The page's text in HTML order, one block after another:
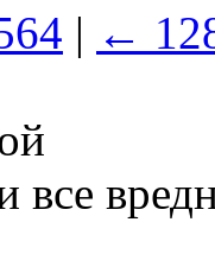
| ←